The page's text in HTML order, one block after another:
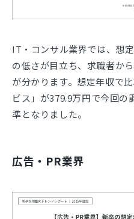
IT・コンサル業界では、想
の低さが目立ち、求職者か
が分かります。想定年収で
ビス」が379.9万円で今回
準となりました。
広告・PR業界